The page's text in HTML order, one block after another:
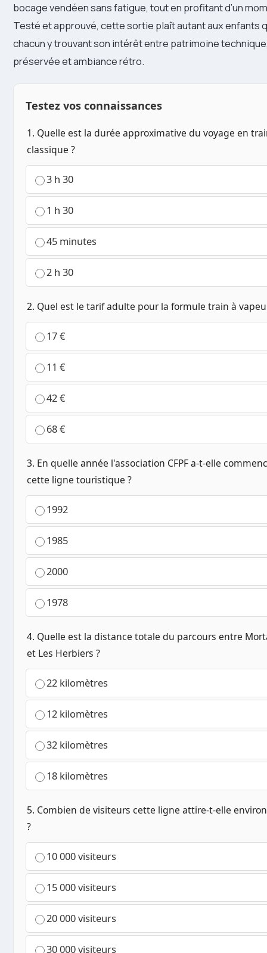
bocage vendéen sans fatigue, tout en profitant d’un
Testé et approuvé, cette sortie plaît autant aux enfants
chacun y trouvant son intérêt entre patrimoine
préservée et ambiance rétro.
Testez vos connaissances
1. Quelle est la durée approximative du voyage en
classique ?
3 h 30
1 h 30
45 minutes
2 h 30
2. Quel est le tarif adulte pour la formule train à
17 €
11 €
42 €
68 €
3. En quelle année l'association CFPF a-t-elle
cette ligne touristique ?
1992
1985
2000
1978
4. Quelle est la distance totale du parcours entre
et Les Herbiers ?
22 kilomètres
12 kilomètres
32 kilomètres
18 kilomètres
5. Combien de visiteurs cette ligne attire-t-elle
?
10 000 visiteurs
15 000 visiteurs
20 000 visiteurs
30 000 visiteurs